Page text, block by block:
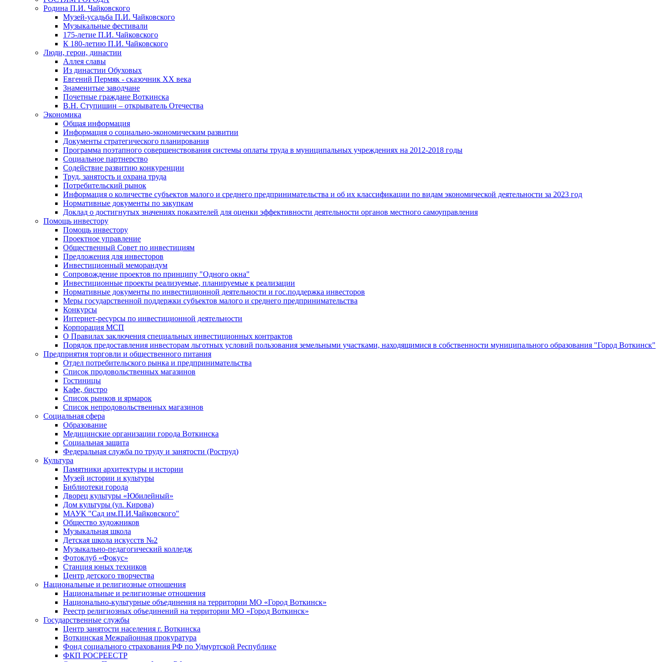
Родина П.И. Чайковского
Музей-усадьба П.И. Чайковского
Музыкальные фестивали
175-летие П.И. Чайковского
К 180-летию П.И. Чайковского
Люди, герои, династии
Аллея славы
Из династии Обуховых
Евгений Пермяк - сказочник XX века
Знаменитые заводчане
Почетные граждане Воткинска
В.Н. Ступишин – открыватель Отечества
Экономика
Общая информация
Информация о социально-экономическим развитии
Документы стратегического планирования
Программа поэтапного совершенствования системы оплаты труда в муниципальных учреждениях на 2012-2018 годы
Социальное партнерство
Содействие развитию конкуренции
Труд, занятость и охрана труда
Потребительский рынок
Информация о количестве субъектов малого и среднего предпринимательства и об их классификации по видам экономической деятельности за 2023 год
Нормативные документы по закупкам
Доклад о достигнутых значениях показателей для оценки эффективности деятельности органов местного самоуправления
Помощь инвестору
Помощь инвестору
Проектное управление
Общественный Совет по инвестициям
Предложения для инвесторов
Инвестиционный меморандум
Сопровождение проектов по принципу "Oдного окна"
Инвестиционные проекты реализуемые, планируемые к реализации
Нормативные документы по инвестиционной деятельности и гос.поддержка инвесторов
Меры государственной поддержки субъектов малого и среднего предпринимательства
Конкурсы
Интернет-ресурсы по инвестиционной деятельности
Корпорация МСП
О Правилах заключения специальных инвестиционных контрактов
Порядок предоставления инвесторам льготных условий пользования земельными участками, находящимися в собственности муниципального образования "Город Воткинск"
Предприятия торговли и общественного питания
Отдел потребительского рынка и предпринимательства
Список продовольственных магазинов
Гостиницы
Кафе, бистро
Cписок рынков и ярмарок
Список непродовольственных магазинов
Социальная сфера
Образование
Медицинские организации города Воткинска
Социальная защита
Федеральная служба по труду и занятости (Роструд)
Культура
Памятники архитектуры и истории
Музей истории и культуры
Библиотеки города
Дворец культуры «Юбилейный»
Дом культуры (ул. Кирова)
МАУК "Сад им.П.И.Чайковского"
Общество художников
Музыкальная школа
Детская школа искусств №2
Музыкально-педагогический колледж
Фотоклуб «Фокус»
Станция юных техников
Центр детского творчества
Национальные и религиозные отношения
Национальные и религиозные отношения
Национально-культурные объединения на территории МО «Город Воткинск»
Реестр религиозных объединений на территории МО «Город Воткинск»
Государственные службы
Центр занятости населения г. Воткинска
Воткинская Межрайонная прокуратура
Фонд социального страхования РФ по Удмуртской Республике
ФКП РОСРЕЕСТР